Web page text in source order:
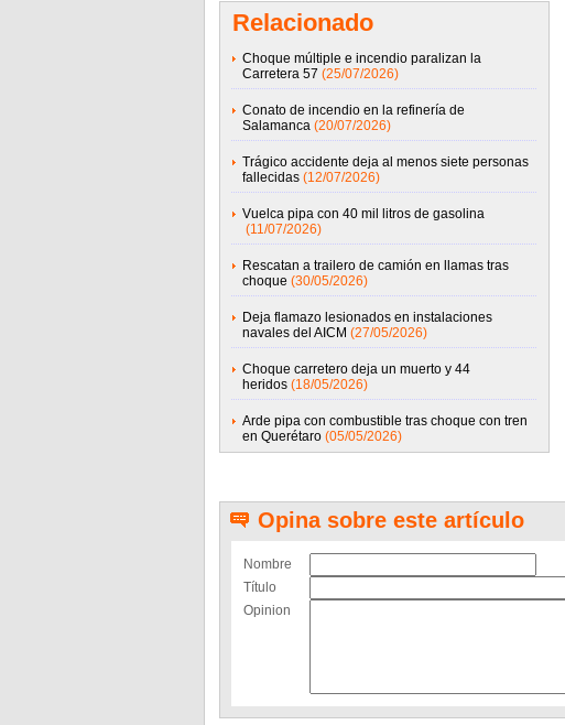
Relacionado
Choque múltiple e incendio paralizan la
Carretera 57 (25/07/2026)
Conato de incendio en la refinería de
Salamanca (20/07/2026)
Trágico accidente deja al menos siete personas
fallecidas (12/07/2026)
Vuelca pipa con 40 mil litros de gasolina
(11/07/2026)
Rescatan a trailero de camión en llamas tras
choque (30/05/2026)
Deja flamazo lesionados en instalaciones
navales del AICM (27/05/2026)
Choque carretero deja un muerto y 44
heridos (18/05/2026)
Arde pipa con combustible tras choque con tren
en Querétaro (05/05/2026)
Opina sobre este artículo
Nombre
Título
Opinion